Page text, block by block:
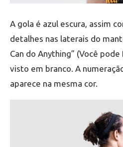
A gola é azul escura, assim
detalhes nas laterais do
Can do Anything” (Você
visto em branco. A
aparece na mesma cor.